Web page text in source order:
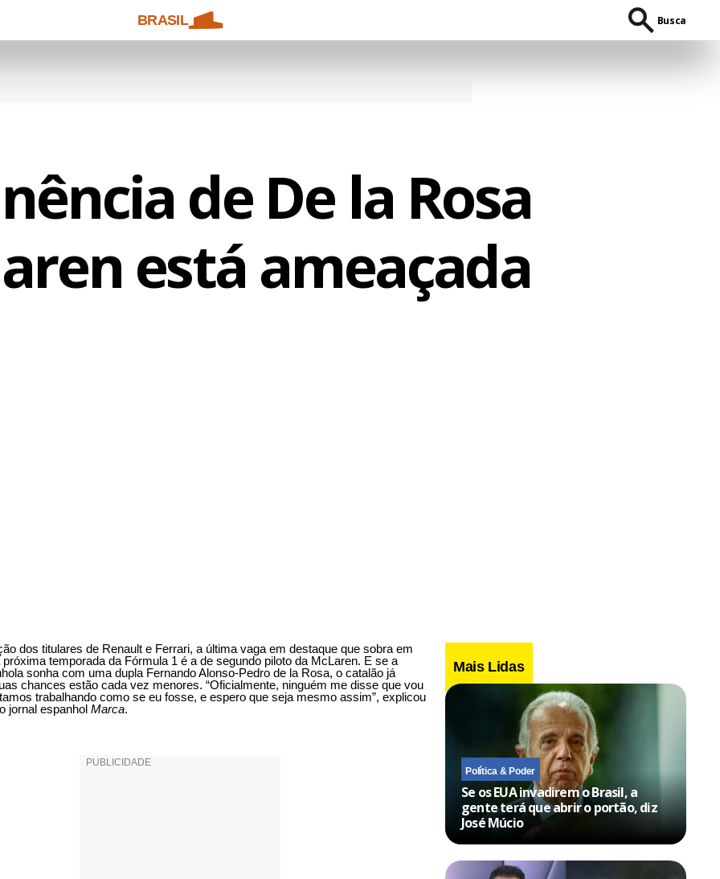
BRASIL Busca
de De la Rosa
está ameaçada
dos titulares de Renault e Ferrari, a última vaga em destaque que sobra em
próxima temporada da Fórmula 1 é a de segundo piloto da McLaren. E se a
sonha com uma dupla Fernando Alonso-Pedro de la Rosa, o catalão já
chances estão cada vez menores. “Oficialmente, ninguém me disse que vou
trabalhando como se eu fosse, e espero que seja mesmo assim”, explicou
jornal espanhol Marca.
Mais Lidas
Política & Poder
Se os EUA invadirem o Brasil, a
gente terá que abrir o portão, diz
José Múcio